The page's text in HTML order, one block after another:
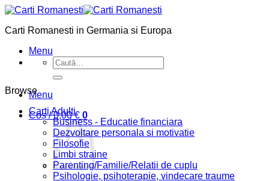
Skip
content
Carti Romanesti in Germania si Europa
Menu
Caută
după:
Menu
Coș /0,00€ 0
Browse
Carti Adulti
Business - Educatie financiara
Dezvoltare personala si motivatie
Filosofie
Limbi straine
Parenting/Familie/Relatii de cuplu
Psihologie, psihoterapie, vindecare traume